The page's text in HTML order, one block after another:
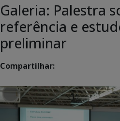
Galeria: Palestra
referência e
preliminar
Compartilhar: